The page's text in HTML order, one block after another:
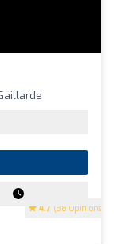
4.7 (38 Opinions)